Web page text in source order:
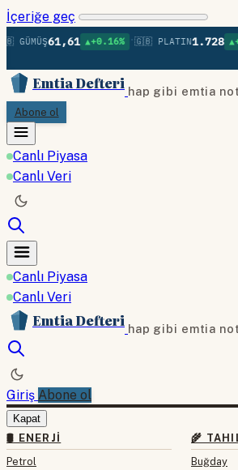
İçeriğe geç
61,61 ▲+0.16% •🇬🇧 PLATIN1.728
Emtia Defteri hap gibi emtia
Abone ol
Canlı Piyasa
Canlı Veri
Canlı Piyasa
Canlı Veri
Emtia Defteri hap gibi emtia
Giriş Abone ol
Kapat
🛢 ENERJI
Petrol
🌾
Buğday